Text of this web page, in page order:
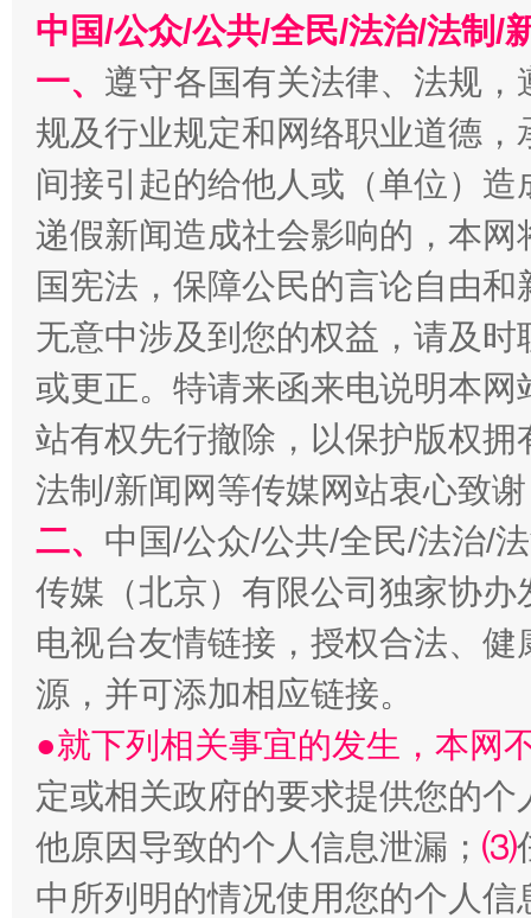
习近平的博鳌关键词
魏明亮
“刷贴”乱象丛生
中国/公众/公共/全民/法治/法制/
一、 遵守各国有关法律、法规
规及行业规定和网络职业道德
间接引起的给他人或（单位）
递假新闻造成社会影响的，本
国宪法，保障公民的言论自由
无意中涉及到您的权益，请及
或更正。特请来函来电说明本
站有权先行撤除，以保护版权
法制/新闻网等传媒网站衷心致
二、 中国/公众/公共/全民/法治/
传媒（北京）有限公司独家协
电视台友情链接，授权合法、
源，并可添加相应链接。
●就下列相关事宜的发生，本网
定或相关政府的要求提供您的个
他原因导致的个人信息泄漏； ⑶
中所列明的情况使用您的个人